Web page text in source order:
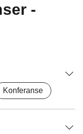
-
Konferanse